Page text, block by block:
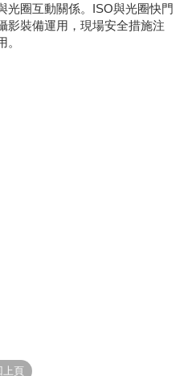
光圈互動關係。ISO與光圈快門
影裝備運用，現場安全措施注